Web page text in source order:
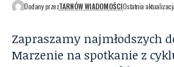
Dodany przezTARNÓW WIADOMOŚCIOstatnia
Zapraszamy najmłodszych
Marzenie na spotkanie z